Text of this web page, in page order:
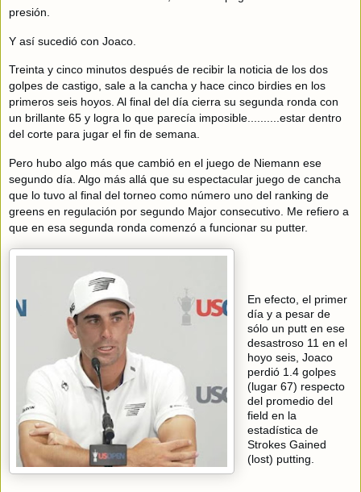
presión.
Y así sucedió con Joaco.
Treinta y cinco minutos después de recibir la noticia de los dos
golpes de castigo, sale a la cancha y hace cinco birdies en los
primeros seis hoyos. Al final del día cierra su segunda ronda con
un brillante 65 y logra lo que parecía imposible..........estar dentro
del corte para jugar el fin de semana.
Pero hubo algo más que cambió en el juego de Niemann ese
segundo día. Algo más allá que su espectacular juego de cancha
que lo tuvo al final del torneo como número uno del ranking de
greens en regulación por segundo Major consecutivo. Me refiero a
que en esa segunda ronda comenzó a funcionar su putter.
En efecto, el primer
día y a pesar de
sólo un putt en ese
desastroso 11 en el
hoyo seis, Joaco
perdió 1.4 golpes
(lugar 67) respecto
del promedio del
field en la
estadística de
Strokes Gained
(lost) putting.